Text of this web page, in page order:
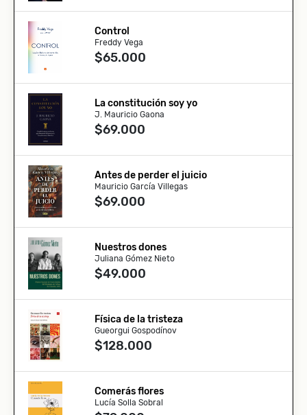
Control
Freddy Vega
$65.000
La constitución soy yo
J. Mauricio Gaona
$69.000
Antes de perder el juicio
Mauricio García Villegas
$69.000
Nuestros dones
Juliana Gómez Nieto
$49.000
Física de la tristeza
Gueorgui Gospodínov
$128.000
Comerás flores
Lucía Solla Sobral